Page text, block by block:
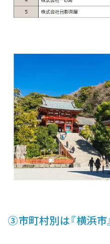
③市町村別は『横浜市